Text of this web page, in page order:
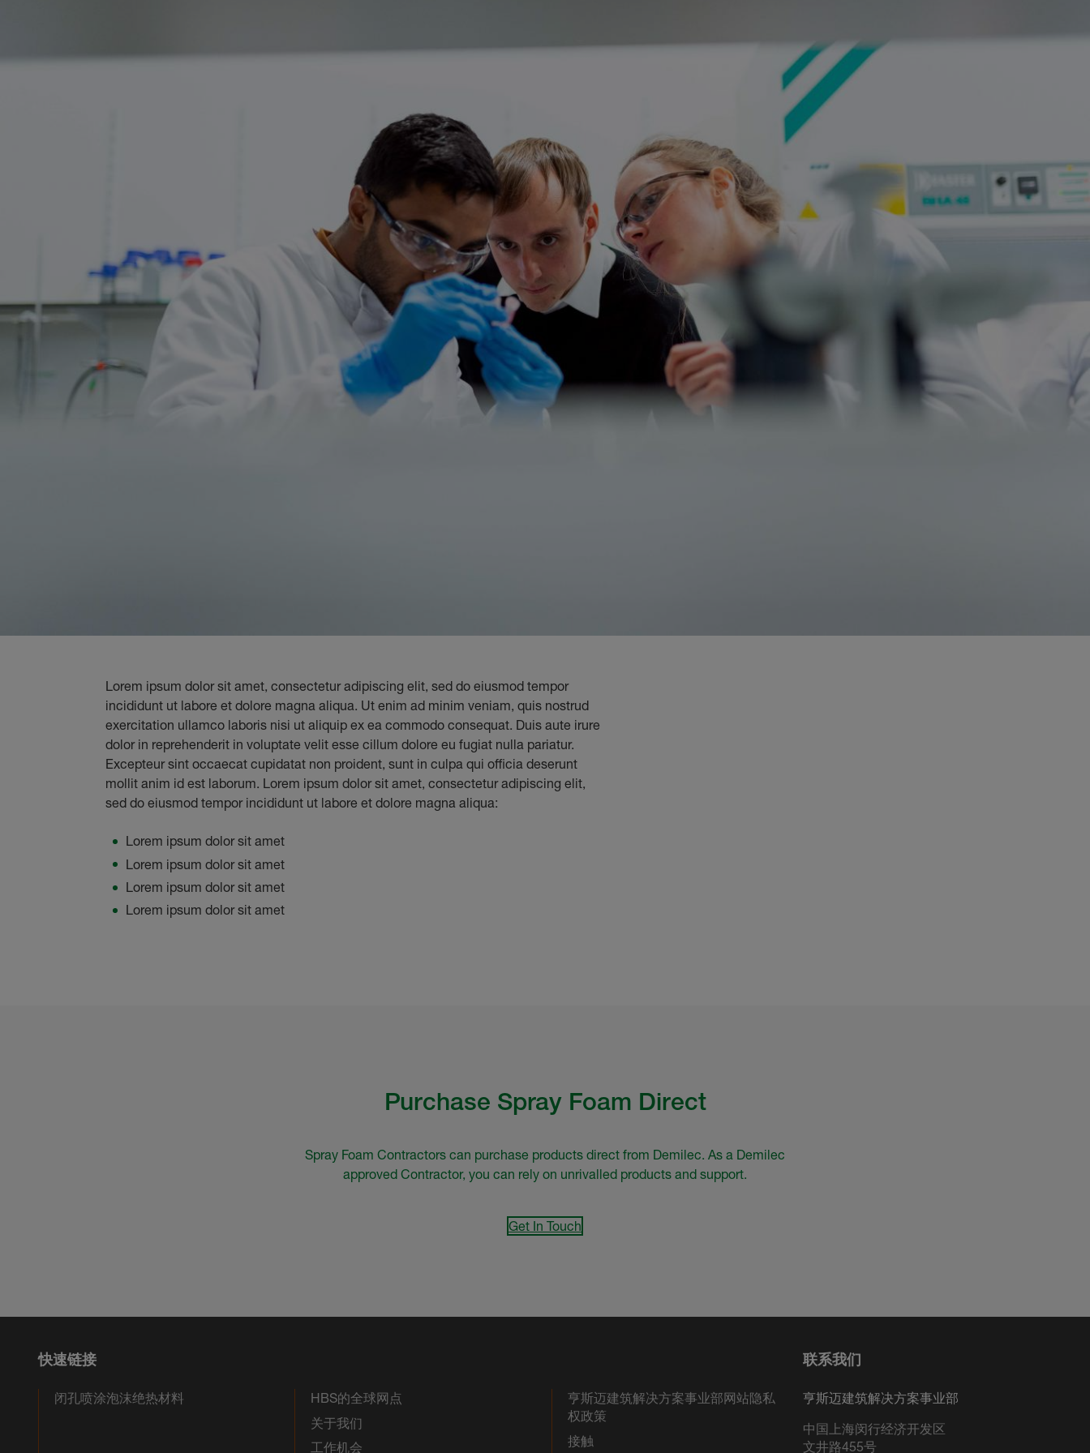
Lorem ipsum dolor sit amet, consectetur adipiscing elit, sed do eiusmod tempor
incididunt ut labore et dolore magna aliqua. Ut enim ad minim veniam, quis nostrud
exercitation ullamco laboris nisi ut aliquip ex ea commodo consequat. Duis aute irure
dolor in reprehenderit in voluptate velit esse cillum dolore eu fugiat nulla pariatur.
Excepteur sint occaecat cupidatat non proident, sunt in culpa qui officia deserunt
mollit anim id est laborum. Lorem ipsum dolor sit amet, consectetur adipiscing elit,
sed do eiusmod tempor incididunt ut labore et dolore magna aliqua:
Lorem ipsum dolor sit amet
Lorem ipsum dolor sit amet
Lorem ipsum dolor sit amet
Lorem ipsum dolor sit amet
Purchase Spray Foam Direct
Spray Foam Contractors can purchase products direct from Demilec. As a Demilec
approved Contractor, you can rely on unrivalled products and support.
Get In Touch
快速链接
闭孔喷涂泡沫绝热材料
HBS的全球网点
关于我们
工作机会
亨斯迈建筑解决方案事业部网站隐私
权政策
接触
联系我们
亨斯迈建筑解决方案事业部
中国上海闵行经济开发区
文井路455号